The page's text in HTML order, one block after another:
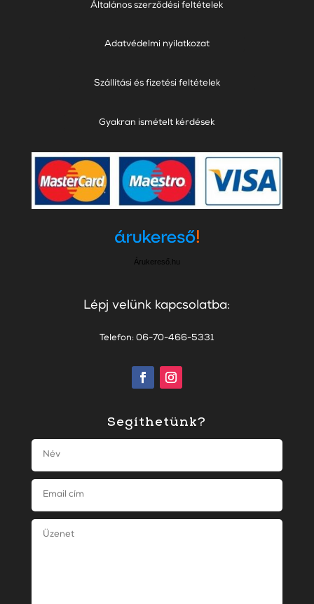
Általános szerződési feltételek
Adatvédelmi nyilatkozat
Szállítási és fizetési feltételek
Gyakran ismételt kérdések
Árukereső.hu
Lépj velünk kapcsolatba:
Telefon: 06-70-466-5331
Segíthetünk?